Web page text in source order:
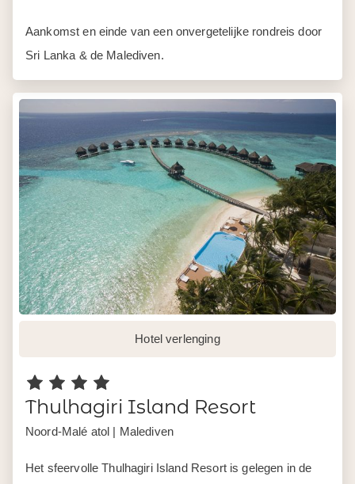
Aankomst en einde van een onvergetelijke rondreis door
Sri Lanka & de Malediven.
Hotel verlenging
Thulhagiri Island Resort
Noord-Malé atol | Malediven
Het sfeervolle Thulhagiri Island Resort is gelegen in de